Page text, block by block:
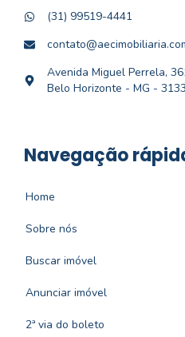
(31) 99519-4441
Avenida Miguel Perrela,
Belo Horizonte - MG -
Navegação
Home
Sobre nós
Buscar imóvel
Anunciar imóvel
2ª via do boleto